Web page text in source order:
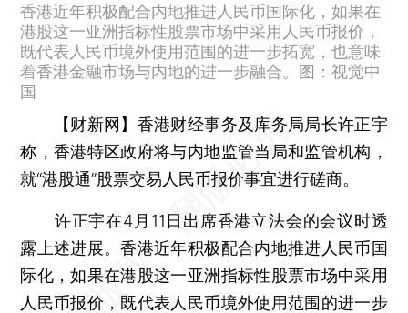
香港近年积极配合内地推进人民币国际化，如果在
港股这一亚洲指标性股票市场中采用人民币报价，
既代表人民币境外使用范围的进一步拓宽，也意味
着香港金融市场与内地的进一步融合。图：视觉中
国
【财新网】 香港财经事务及库务局局长许正宇
称，香港特区政府将与内地监管当局和监管机构，
就“港股通”股票交易人民币报价事宜进行磋商。
许正宇在4月11日出席香港立法会的会议时透
露上述进展。香港近年积极配合内地推进人民币国
际化，如果在港股这一亚洲指标性股票市场中采用
人民币报价，既代表人民币境外使用范围的进一步